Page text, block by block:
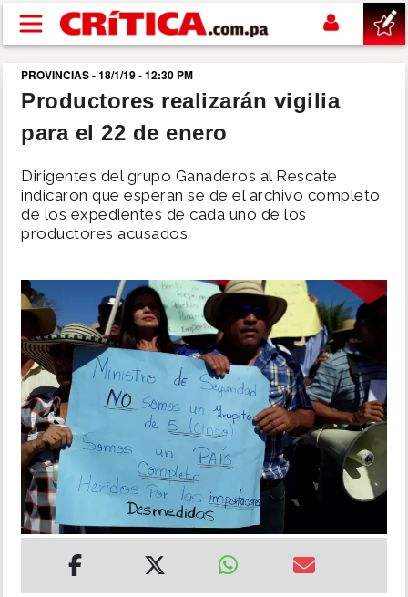
Pasar al contenido principal
buscar
SUCESOS
NACIONAL
POLÍTICA
SHOW
DEPORTES
MUNDO
INSÓLITAS
MULTIMEDIA
PROVINCIAS - 18/1/19 - 12:30 PM
Productores realizarán vigilia
para el 22 de enero
Dirigentes del grupo Ganaderos al Rescate
indicaron que esperan se de el archivo completo
de los expedientes de cada uno de los
productores acusados.